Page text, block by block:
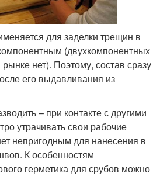
для заделки трещин в
(двухкомпонентных
нет). Поэтому, состав сразу
его выдавливания из
– при контакте с другими
утрачивать свои рабочие
непригодным для нанесения в
К особенностям
герметика для срубов можно